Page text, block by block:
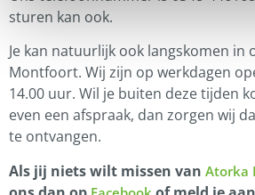
sturen kan ook.
Je kan natuurlijk ook langskomen in
Montfoort. Wij zijn op werkdagen
14.00 uur. Wil je buiten deze tijden
even een afspraak, dan zorgen wij
te ontvangen.
Als jij niets wilt missen van Atorka